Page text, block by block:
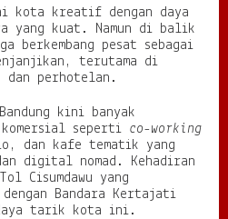
kota kreatif dengan daya
yang kuat. Namun di balik
berkembang pesat sebagai
terutama di
perhotelan.
kini banyak
seperti co-working
dan kafe tematik yang
dan digital nomad. Kehadiran
Cisumdawu yang
dengan Bandara Kertajati
daya tarik kota ini.